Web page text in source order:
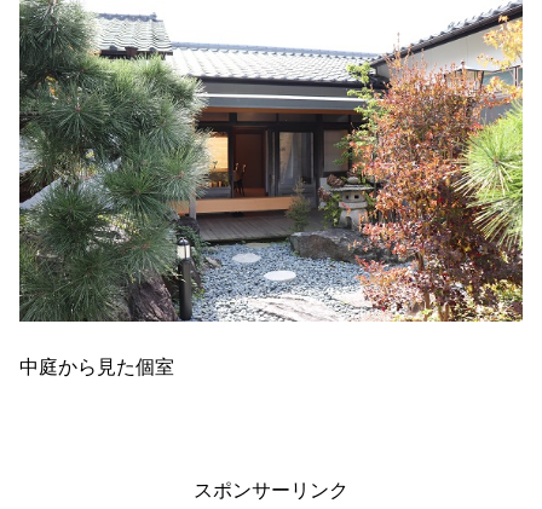
中庭から見た個室
スポンサーリンク